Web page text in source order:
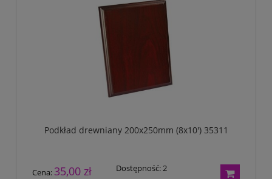
Podkład drewniany 200x250mm (8x10') 35311
Cena: 35,00 zł Dostępność:2